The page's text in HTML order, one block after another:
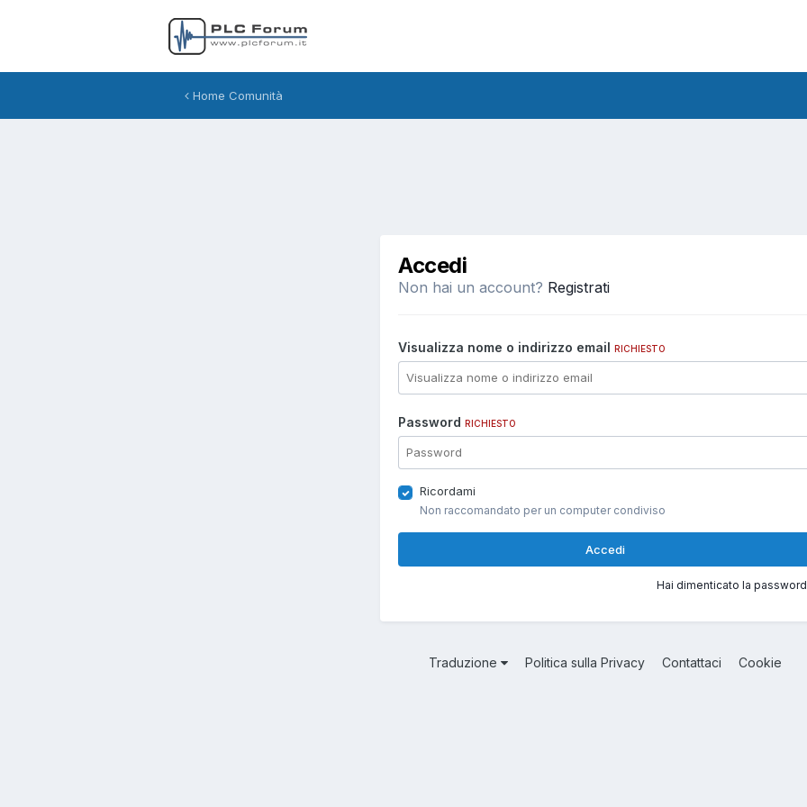
Home Comunità
Accedi
Non hai un account? Registrati
Visualizza nome o indirizzo email RICHIESTO
Password RICHIESTO
Ricordami
Non raccomandato per un computer condiviso
Accedi
Hai dimenticato la
Traduzione Politica sulla Privacy Contattaci Cookie